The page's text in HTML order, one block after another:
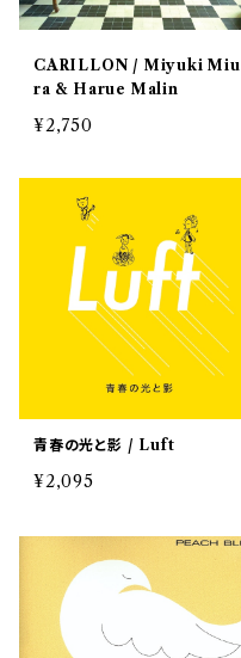
CARILLON / Miyuki Miu
ra & Harue Malin
¥2,750
青春の光と影 / Luft
¥2,095